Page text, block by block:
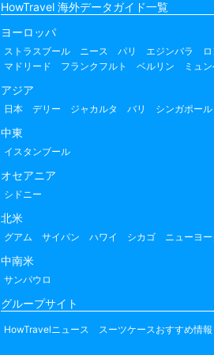
HowTravel 海外データガイド一覧
ヨーロッパ
ストラスブール ニース パリ エジンバラ
マドリード
フランクフルト ベルリン ミュ
アジア
日本 デリー ジャカルタ バリ シンガポール
中東
イスタンブール
オセアニア
シドニー
北米
グアム サイパン ハワイ シカゴ ニューヨー
中南米
サンパウロ
グループサイト
HowTravelニュース スーツケースおすすめ情報